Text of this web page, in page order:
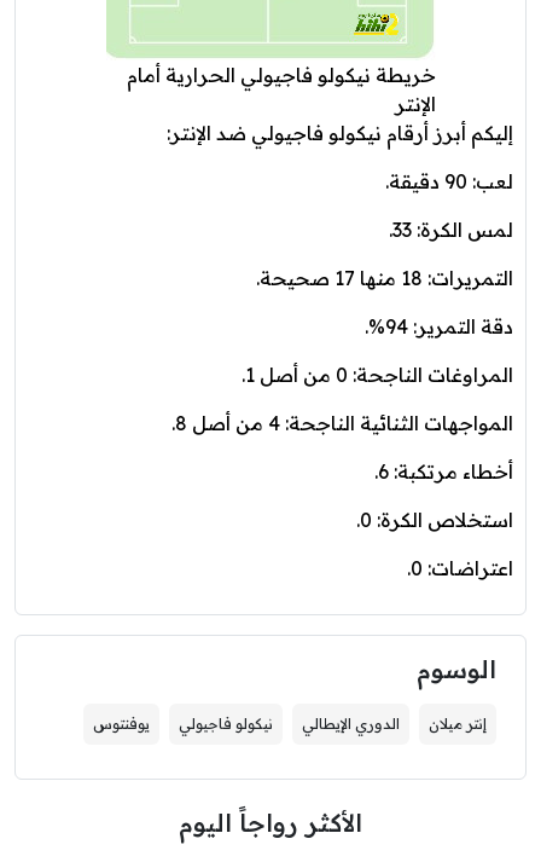
خريطة نيكولو فاجيولي الحرارية أمام
الإنتر
إليكم أبرز أرقام نيكولو فاجيولي ضد الإنتر:
لعب: 90 دقيقة.
لمس الكرة: 33.
التمريرات: 18 منها 17 صحيحة.
دقة التمرير: 94%.
المراوغات الناجحة: 0 من أصل 1.
المواجهات الثنائية الناجحة: 4 من أصل 8.
أخطاء مرتكبة: 6.
استخلاص الكرة: 0.
اعتراضات: 0.
الوسوم
إنتر ميلان الدوري الإيطالي نيكولو فاجيولي يوفنتوس
الأكثر رواجاً اليوم